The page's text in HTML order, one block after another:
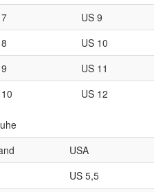
US 9
US 10
US 11
US 12
USA
US 5,5